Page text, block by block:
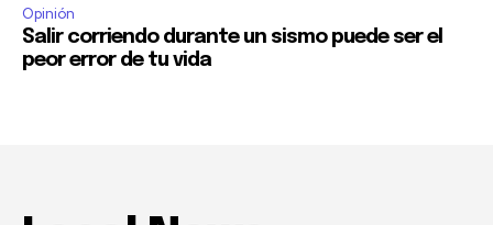
Opinión
Salir corriendo durante un sismo puede ser el
peor error de tu vida